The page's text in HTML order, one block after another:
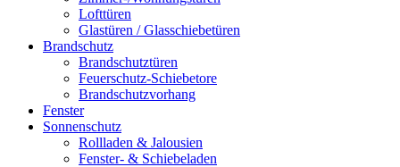
Lofttüren
Glastüren / Glasschiebetüren
Brandschutz
Brandschutztüren
Feuerschutz-Schiebetore
Brandschutzvorhang
Fenster
Sonnenschutz
Rollladen & Jalousien
Fenster- & Schiebeladen